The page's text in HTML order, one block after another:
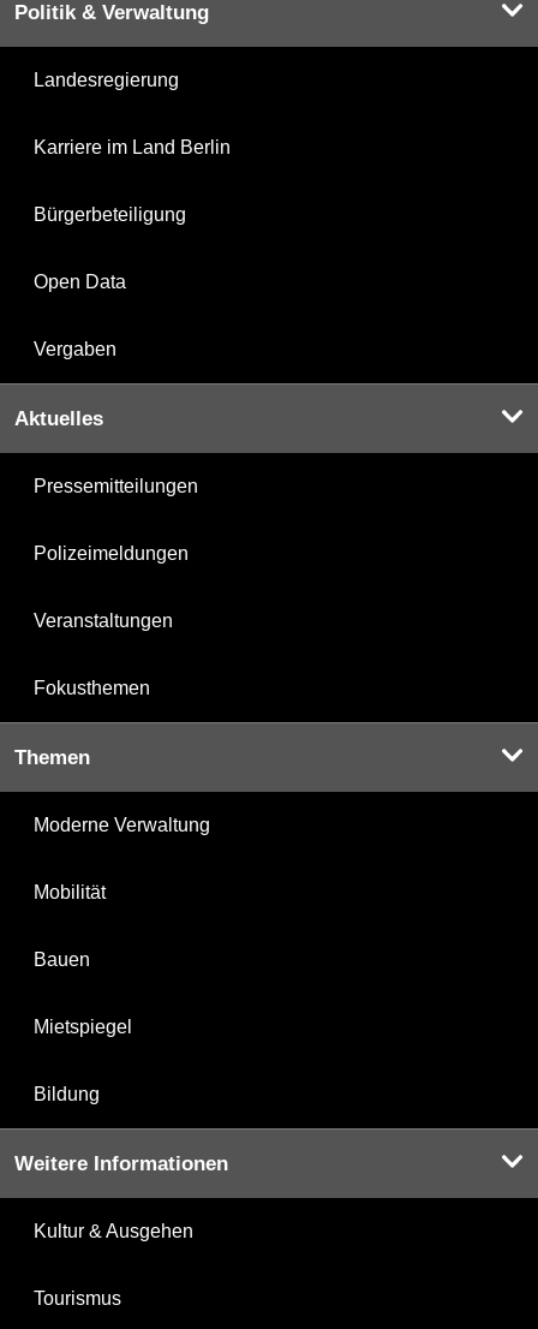
Politik & Verwaltung
Landesregierung
Karriere im Land Berlin
Bürgerbeteiligung
Open Data
Vergaben
Aktuelles
Pressemitteilungen
Polizeimeldungen
Veranstaltungen
Fokusthemen
Themen
Moderne Verwaltung
Mobilität
Bauen
Mietspiegel
Bildung
Weitere Informationen
Kultur & Ausgehen
Tourismus